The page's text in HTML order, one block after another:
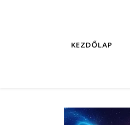
KEZDŐLAP